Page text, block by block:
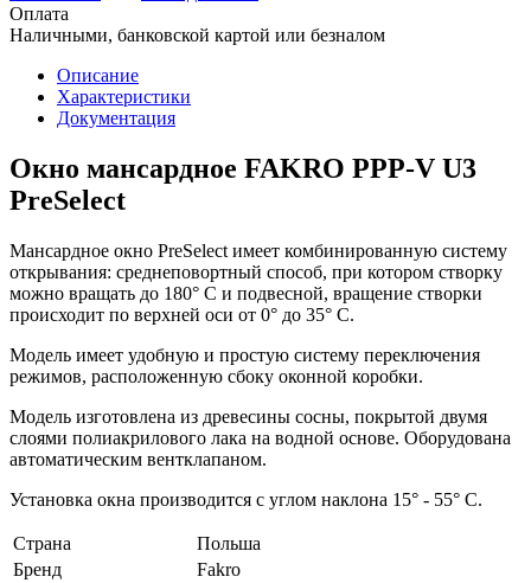
Оплата
Наличными, банковской картой или безналом
Описание
Характеристики
Документация
Окно мансардное FAKRO PPP-V U3
PreSelect
Мансардное окно PreSelect имеет комбинированную систему
открывания: среднеповортный способ, при котором створку
можно вращать до 180° С и подвесной, вращение створки
происходит по верхней оси от 0° до 35° С.
Модель имеет удобную и простую систему переключения
режимов, расположенную сбоку оконной коробки.
Модель изготовлена из древесины сосны, покрытой двумя
слоями полиакрилового лака на водной основе. Оборудована
автоматическим вентклапаном.
Установка окна производится с углом наклона 15° - 55° С.
Страна
Польша
Бренд
Fakro